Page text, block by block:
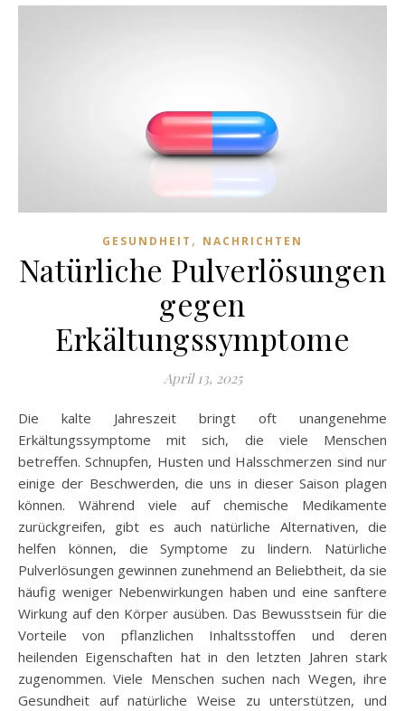
GESUNDHEIT , NACHRICHTEN
Natürliche Pulverlösungen
gegen
Erkältungssymptome
April 13, 2025
Die kalte Jahreszeit bringt oft unangenehme
Erkältungssymptome mit sich, die viele Menschen
betreffen. Schnupfen, Husten und Halsschmerzen sind nur
einige der Beschwerden, die uns in dieser Saison plagen
können. Während viele auf chemische Medikamente
zurückgreifen, gibt es auch natürliche Alternativen, die
helfen können, die Symptome zu lindern. Natürliche
Pulverlösungen gewinnen zunehmend an Beliebtheit, da sie
häufig weniger Nebenwirkungen haben und eine sanftere
Wirkung auf den Körper ausüben. Das Bewusstsein für die
Vorteile von pflanzlichen Inhaltsstoffen und deren
heilenden Eigenschaften hat in den letzten Jahren stark
zugenommen. Viele Menschen suchen nach Wegen, ihre
Gesundheit auf natürliche Weise zu unterstützen, und